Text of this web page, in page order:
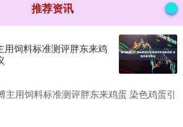
推荐资讯
用饲料标准测评胖东来鸡
主用饲料标准测评胖东来鸡蛋 染色鸡蛋引